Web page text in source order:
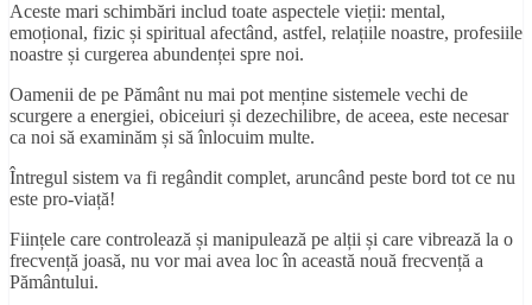
Aceste mari schimbări includ toate aspectele vieții: mental,
emoțional, fizic și spiritual afectând, astfel, relațiile noastre, profesiile
noastre și curgerea abundenței spre noi.
Oamenii de pe Pământ nu mai pot menține sistemele vechi de
scurgere a energiei, obiceiuri și dezechilibre, de aceea, este necesar
ca noi să examinăm și să înlocuim multe.
Întregul sistem va fi regândit complet, aruncând peste bord tot ce nu
este pro-viață!
Ființele care controlează și manipulează pe alții și care vibrează la o
frecvență joasă, nu vor mai avea loc în această nouă frecvență a
Pământului.